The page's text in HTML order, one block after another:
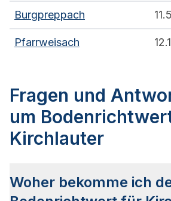
Burgpreppach 11.5
Pfarrweisach 12.1
Fragen und
um
Kirchlauter
Woher bekomme ich